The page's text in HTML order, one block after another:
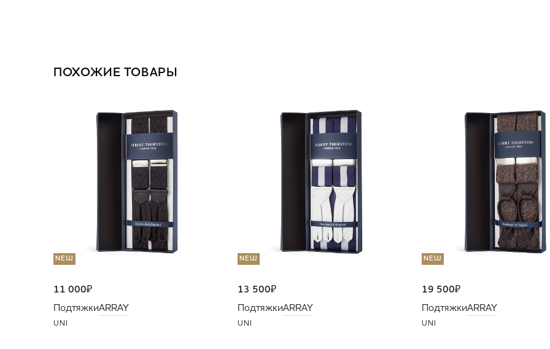
ПОХОЖИЕ ТОВАРЫ
NEW
11 000₽
ПодтяжкиARRAY
UNI
NEW
13 500₽
ПодтяжкиARRAY
UNI
NEW
19 500₽
ПодтяжкиARRAY
UNI